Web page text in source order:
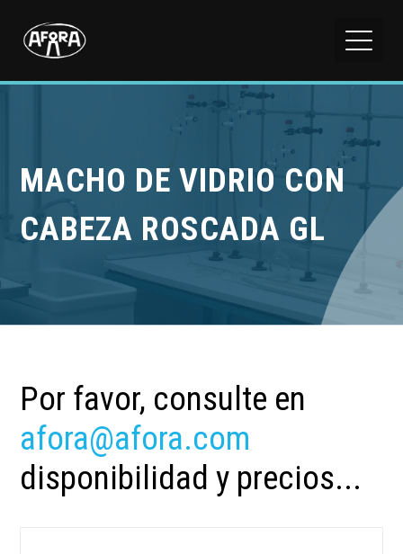
MACHO DE VIDRIO CON
CABEZA ROSCADA GL
Por favor, consulte en
afora@afora.com
disponibilidad y precios...